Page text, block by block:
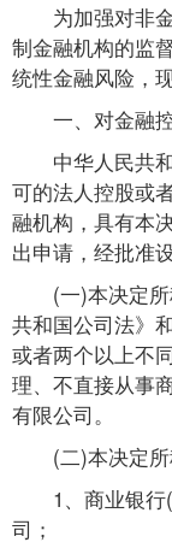
为加强对非金
制金融机构的监
统性金融风险，
一、对金融控
中华人民共和
可的法人控股或
融机构，具有本
出申请，经批准
(一)本决定所
共和国公司法》
或者两个以上不
理、不直接从事
有限公司。
(二)本决定所
1、商业银行(
司；